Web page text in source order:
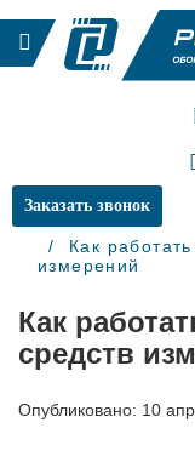
Заказать звонок
Главная
Блог
Как
измерений
Как
средств
Опубликовано: 10